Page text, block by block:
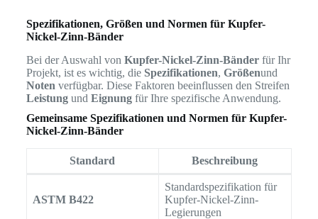
Spezifikationen, Größen und Normen für Kupfer-
Nickel-Zinn-Bänder
Bei der Auswahl von Kupfer-Nickel-Zinn-Bänderfür Ihr
Projekt, ist es wichtig, die Spezifikationen, Größenund
Noten verfügbar. Diese Faktoren beeinflussen den Streifen
Leistungund Eignungfür Ihre spezifische Anwendung.
Gemeinsame Spezifikationen und Normen für Kupfer-
Nickel-Zinn-Bänder
Standard Beschreibung
ASTM B422
Standardspezifikation für
Kupfer-Nickel-Zinn-
Legierungen